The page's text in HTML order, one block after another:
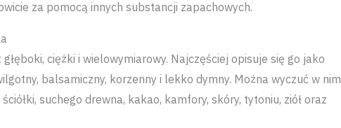
za pomocą innych substancji zapachowych.
ciężki i wielowymiarowy. Najczęściej opisuje się go jako
balsamiczny, korzenny i lekko dymny. Można wyczuć w nim
suchego drewna, kakao, kamfory, skóry, tytoniu, ziół oraz